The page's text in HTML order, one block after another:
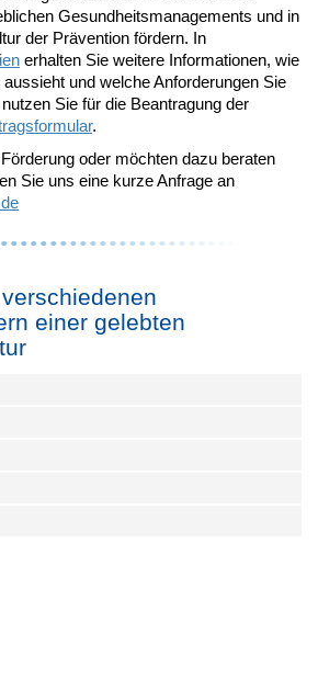
Gesundheitsmanagements und in
der Prävention fördern. In
erhalten Sie weitere Informationen, wie
und welche Anforderungen Sie
Sie für die Beantragung der
.
oder möchten dazu beraten
Sie uns eine kurze Anfrage an
einer gelebten